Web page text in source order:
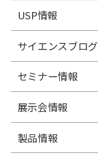
USP情報
サイエンスブログ
セミナー情報
展⽰会情報
製品情報